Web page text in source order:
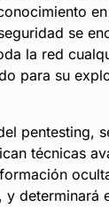
se
la red
para su
pentesting,
técnicas
y determinará